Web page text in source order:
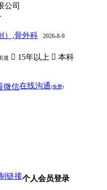
公司
）,骨外科 2026-8-9
道  15年以上  本科
微信在线沟通(免费)
链接个人会员登录